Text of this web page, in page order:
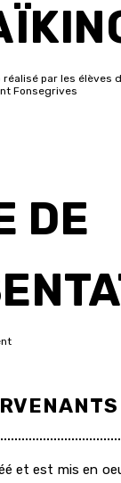
par les élèves
Fonsegrives
DE
et est mis en